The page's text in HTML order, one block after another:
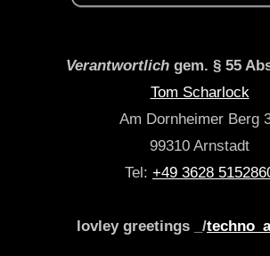
Verantwortlichgem. § 55
Tom Scharlock
Am Dornheimer Berg
99310 Arnstadt
Tel: +49 3628
lovley greetings _/